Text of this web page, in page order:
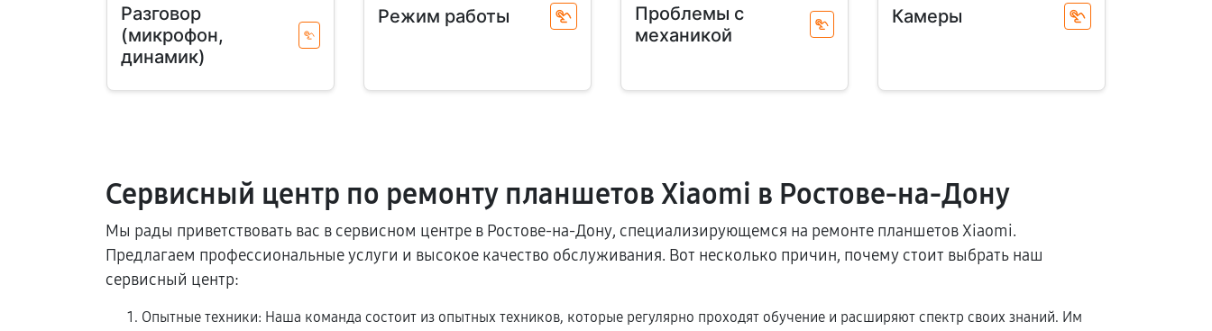
Разговор
(микрофон,
динамик)
Режим работы
Проблемы с
механикой
Камеры
Сервисный центр по ремонту планшетов Xiaomi в Ростове-на-Дону
Мы рады приветствовать вас в сервисном центре в Ростове-на-Дону, специализирующемся на ремонте планшетов Xiaomi.
Предлагаем профессиональные услуги и высокое качество обслуживания. Вот несколько причин, почему стоит выбрать наш
сервисный центр:
Опытные техники: Наша команда состоит из опытных техников, которые регулярно проходят обучение и расширяют спектр своих знаний. Им